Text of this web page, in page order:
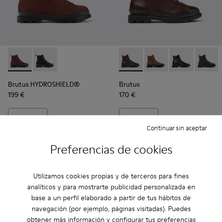
Preferencias de cookies
Utilizamos cookies propias y de terceros para fines
analíticos y para mostrarte publicidad personalizada en
base a un perfil elaborado a partir de tus hábitos de
navegación (por ejemplo, páginas visitadas). Puedes
obtener más información y configurar tus preferencias
Continuar sin aceptar
Brutus HYDROSHIELD® - K400737-002 - Botas burdeos de
Brutus HYDROSHIELD® - K400737-001
Brutus HYDROSHIELD®
199 €
Añadir
Brutus - K400325-038 -
Brutus - K400325-051
Brutus -
Brutus
170 €
Añadir